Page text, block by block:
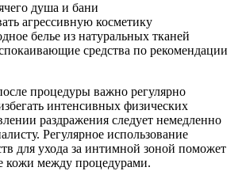
душа и бани
агрессивную косметику
белье из натуральных тканей
средства по рекомендации
процедуры важно регулярно
интенсивных физических
раздражения следует немедленно
Регулярное использование
для ухода за интимной зоной поможет
кожи между процедурами.